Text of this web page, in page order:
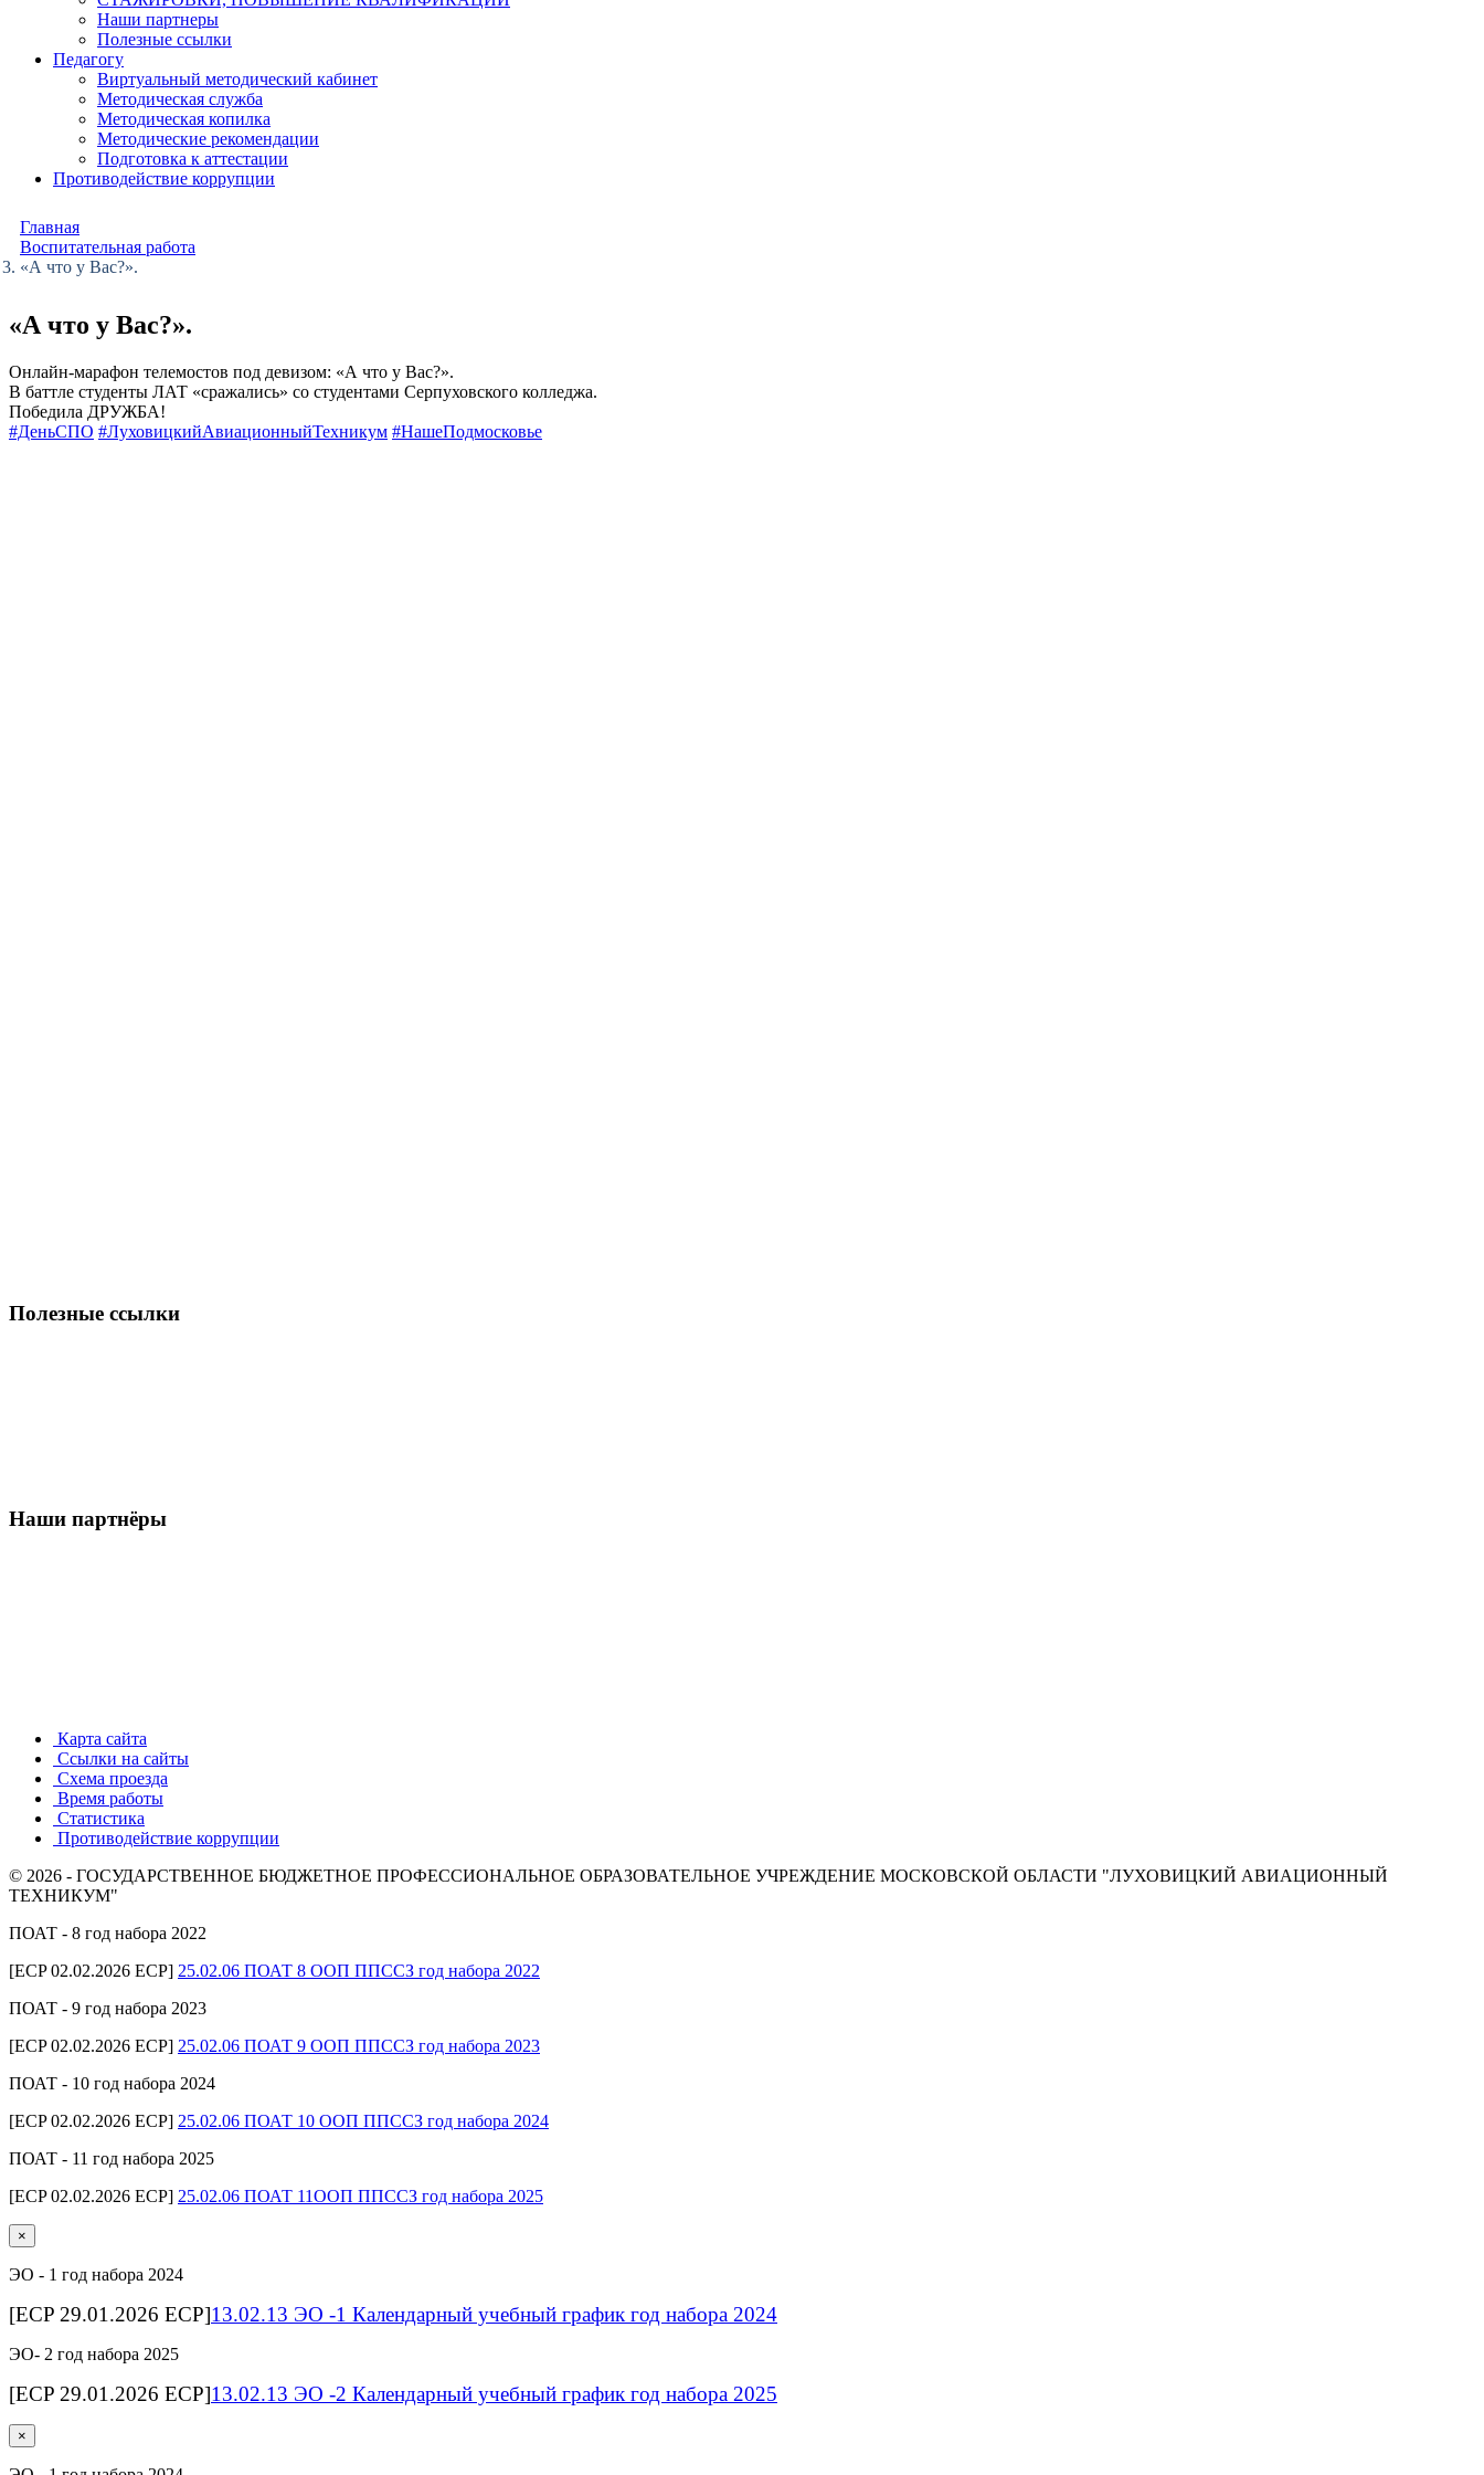
Наши партнеры
Полезные ссылки
Педагогу
Виртуальный методический кабинет
Методическая служба
Методическая копилка
Методические рекомендации
Подготовка к аттестации
Противодействие коррупции
Главная
Воспитательная работа
«А что у Вас?».
«А что у Вас?».
Онлайн-марафон телемостов под девизом: «А что у Вас?».
В баттле студенты ЛАТ «сражались» со студентами Серпуховского колледжа.
Победила ДРУЖБА!
#ДеньСПО #ЛуховицкийАвиационныйТехникум #НашеПодмосковье
Полезные ссылки
Наши партнёры
Карта сайта
Ссылки на сайты
Схема проезда
Время работы
Статистика
Противодействие коррупции
© 2026 - ГОСУДАРСТВЕННОЕ БЮДЖЕТНОЕ ПРОФЕССИОНАЛЬНОЕ ОБРАЗОВАТЕЛЬНОЕ УЧРЕЖДЕНИЕ МОСКОВСКОЙ ОБЛАСТИ "ЛУХОВИЦКИЙ АВИАЦИОННЫЙ
ТЕХНИКУМ"
ПОАТ - 8 год набора 2022
[ECP 02.02.2026 ECP] 25.02.06 ПОАТ 8 ООП ППССЗ год набора 2022
ПОАТ - 9 год набора 2023
[ECP 02.02.2026 ECP] 25.02.06 ПОАТ 9 ООП ППССЗ год набора 2023
ПОАТ - 10 год набора 2024
[ECP 02.02.2026 ECP] 25.02.06 ПОАТ 10 ООП ППССЗ год набора 2024
ПОАТ - 11 год набора 2025
[ECP 02.02.2026 ECP] 25.02.06 ПОАТ 11ООП ППССЗ год набора 2025
×
ЭО - 1 год набора 2024
[ECP 29.01.2026 ECP]13.02.13 ЭО -1 Календарный учебный график год набора 2024
ЭО- 2 год набора 2025
[ECP 29.01.2026 ECP]13.02.13 ЭО -2 Календарный учебный график год набора 2025
×